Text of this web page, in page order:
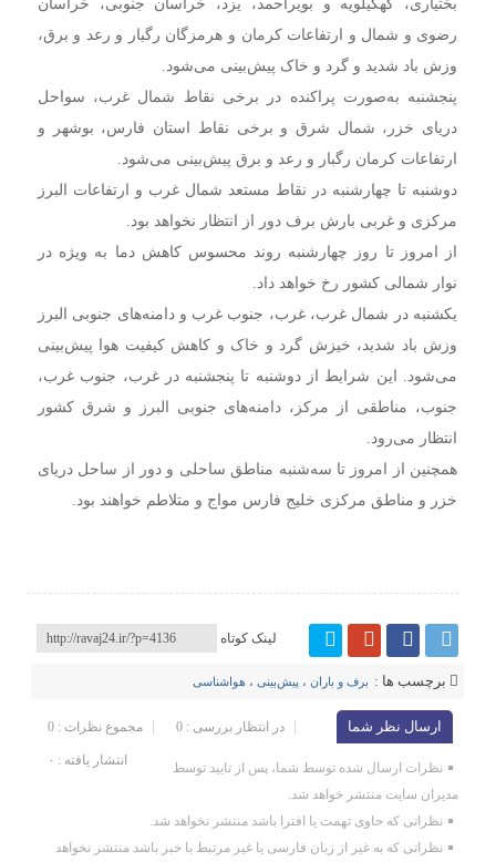
رضوی و شمال و ارتفاعات کرمان و هرمزگان رگبار و رعد و برق،
وزش باد شدید و گرد و خاک پیش‌بینی می‌شود.
پنجشنبه به‌صورت پراکنده در برخی نقاط شمال غرب، سواحل
دریای خزر، شمال شرق و برخی نقاط استان فارس، بوشهر و
ارتفاعات کرمان رگبار و رعد و برق پیش‌بینی می‌شود.
دوشنبه تا چهارشنبه در نقاط مستعد شمال غرب و ارتفاعات البرز
مرکزی و غربی بارش برف دور از انتظار نخواهد بود.
از امروز تا روز چهارشنبه روند محسوس کاهش دما به ویژه در
نوار شمالی کشور رخ خواهد داد.
یکشنبه در شمال غرب، غرب، جنوب غرب و دامنه‌های جنوبی البرز
وزش باد شدید، خیزش گرد و خاک و کاهش کیفیت هوا پیش‌بینی
می‌شود. این شرایط از دوشنبه تا پنجشنبه در غرب، جنوب غرب،
جنوب، مناطقی از مرکز، دامنه‌های جنوبی البرز و شرق کشور
انتظار می‌رود.
همچنین از امروز تا سه‌شنبه مناطق ساحلی و دور از ساحل دریای
خزر و مناطق مرکزی خلیج فارس مواج و متلاطم خواهند بود.
لینک کوتاه
برچسب ها : برف و باران ، پیش‌بینی‌ ، هواشناسی
ارسال نظر شما مجموع نظرات : 0 در انتظار بررسی : 0
انتشار یافته : ۰
نظرات ارسال شده توسط شما، پس از تایید توسط
مدیران سایت منتشر خواهد شد.
نظراتی که حاوی تهمت یا افترا باشد منتشر نخواهد شد.
نظراتی که به غیر از زبان فارسی یا غیر مرتبط با خبر باشد منتشر نخواهد